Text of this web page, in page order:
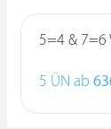
5=4 & 7=6
5 ÜN ab